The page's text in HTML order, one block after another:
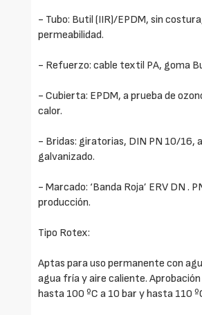
- Tubo: Butil (IIR)/EPDM, sin
permeabilidad.
- Refuerzo: cable textil PA, goma
- Cubierta: EPDM, a prueba de
calor.
- Bridas: giratorias, DIN PN 10/16,
galvanizado.
- Marcado: ‘Banda Roja’ ERV DN .
producción.
Tipo Rotex:
Aptas para uso permanente con
agua fría y aire caliente.
hasta 100 ºC a 10 bar y hasta 110